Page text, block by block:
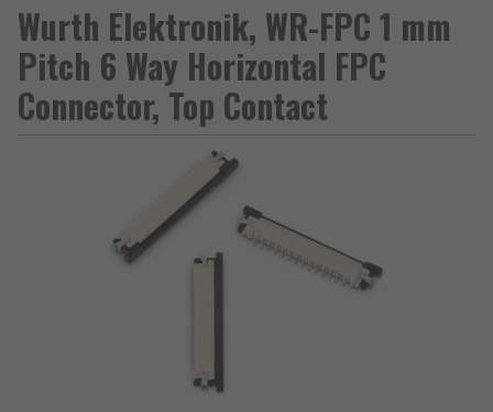
Wurth Elektronik, WR-FPC 1 mm
Pitch 6 Way Horizontal FPC
Connector, Top Contact